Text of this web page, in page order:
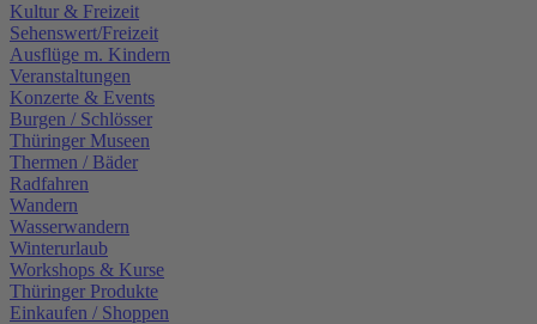
Kultur & Freizeit
Sehenswert/Freizeit
Ausflüge m. Kindern
Veranstaltungen
Konzerte & Events
Burgen / Schlösser
Thüringer Museen
Thermen / Bäder
Radfahren
Wandern
Wasserwandern
Winterurlaub
Workshops & Kurse
Thüringer Produkte
Einkaufen / Shoppen